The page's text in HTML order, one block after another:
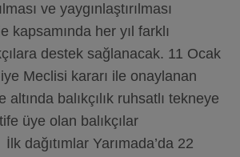
ve yaygınlaştırılması
kapsamında her yıl farklı
destek sağlanacak. 11 Ocak
Meclisi kararı ile onaylanan
balıkçılık ruhsatlı tekneye
üye olan balıkçılar
dağıtımlar Yarımada’da 22